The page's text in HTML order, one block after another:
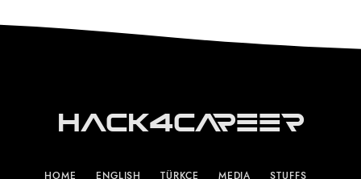
Hack4Career
HOME ENGLISH TÜRKÇE MEDIA STUFFS